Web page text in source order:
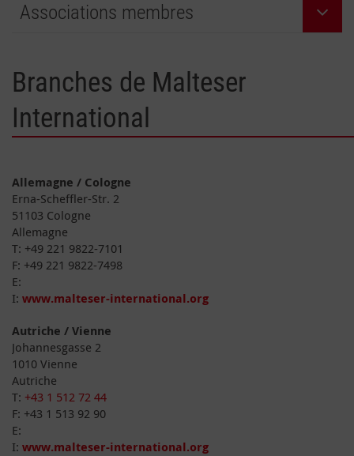
Associations membres
Branches de Malteser
International
Allemagne / Cologne
Erna-Scheffler-Str. 2
51103 Cologne
Allemagne
T: +49 221 9822-7101
F: +49 221 9822-7498
E:
I: www.malteser-international.org
Autriche / Vienne
Johannesgasse 2
1010 Vienne
Autriche
T: +43 1 512 72 44
F: +43 1 513 92 90
E:
I: www.malteser-international.org